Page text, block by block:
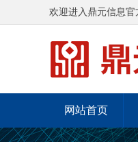
欢迎进入鼎元信息官
网站首页